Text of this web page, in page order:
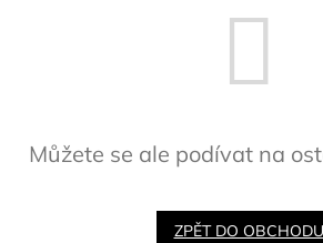
Můžete se ale podívat na
ZPĚT DO OBCHODU